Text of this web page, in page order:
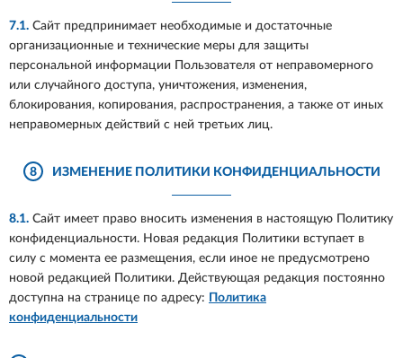
7.1. Сайт предпринимает необходимые и достаточные
организационные и технические меры для защиты
персональной информации Пользователя от неправомерного
или случайного доступа, уничтожения, изменения,
блокирования, копирования, распространения, а также от иных
неправомерных действий с ней третьих лиц.
8 ИЗМЕНЕНИЕ ПОЛИТИКИ КОНФИДЕНЦИАЛЬНОСТИ
8.1. Сайт имеет право вносить изменения в настоящую Политику
конфиденциальности. Новая редакция Политики вступает в
силу с момента ее размещения, если иное не предусмотрено
новой редакцией Политики. Действующая редакция постоянно
доступна на странице по адресу: Политика
конфиденциальности